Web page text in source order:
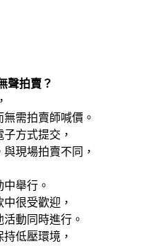
聲拍賣？
需拍賣師喊價。
方式提交，
現場拍賣不同，
舉行。
很受歡迎，
動同時進行。
低壓環境，